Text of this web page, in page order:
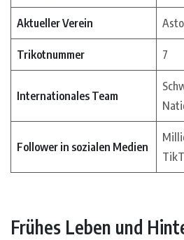
Aktueller Verein
Trikotnummer 7
Internationales Team
Follower in sozialen Medien
Frühes Leben und